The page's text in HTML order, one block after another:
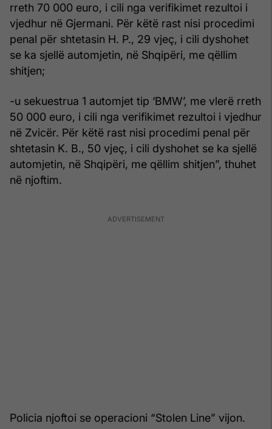
rreth 70 000 euro, i cili nga verifikimet rezultoi i
vjedhur në Gjermani. Për këtë rast nisi procedimi
penal për shtetasin H. P., 29 vjeç, i cili dyshohet
se ka sjellë automjetin, në Shqipëri, me qëllim
shitjen;
-u sekuestrua 1 automjet tip ‘BMW’, me vlerë rreth
50 000 euro, i cili nga verifikimet rezultoi i vjedhur
në Zvicër. Për këtë rast nisi procedimi penal për
shtetasin K. B., 50 vjeç, i cili dyshohet se ka sjellë
automjetin, në Shqipëri, me qëllim shitjen”, thuhet
në njoftim.
Policia njoftoi se operacioni “Stolen Line” vijon.